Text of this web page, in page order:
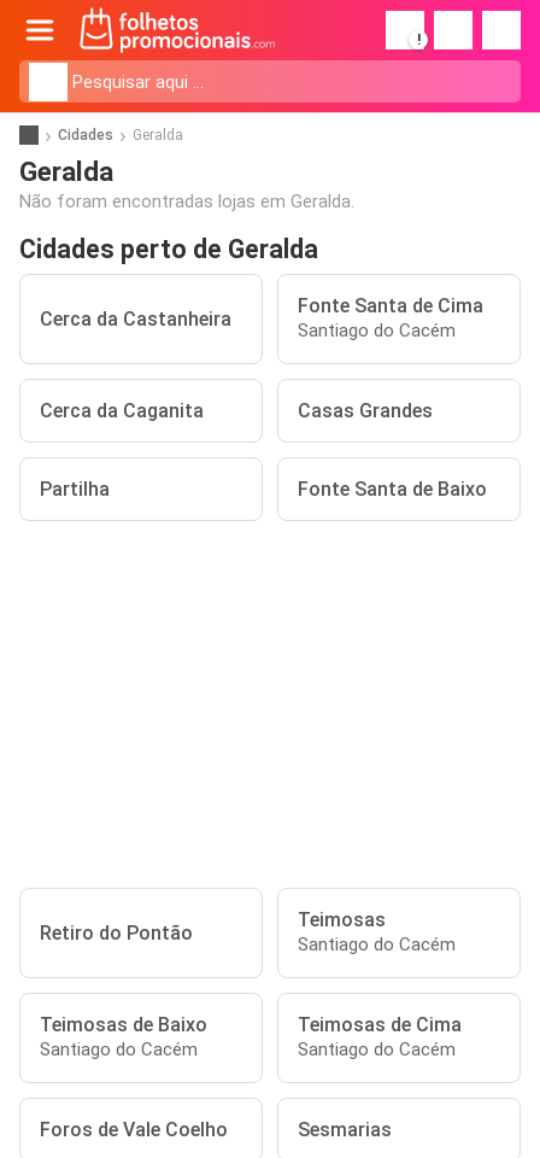
!
Cidades Geralda
Geralda
Não foram encontradas lojas em Geralda.
Cidades perto de Geralda
Cerca da Castanheira
Fonte Santa de Cima
Santiago do Cacém
Cerca da Caganita Casas Grandes
Partilha Fonte Santa de Baixo
Retiro do Pontão
Teimosas
Santiago do Cacém
Teimosas de Baixo
Santiago do Cacém
Teimosas de Cima
Santiago do Cacém
Foros de Vale Coelho Sesmarias